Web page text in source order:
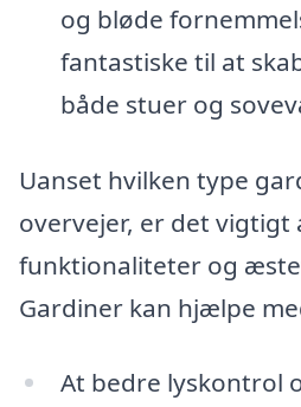
og bløde
fantastiske til at
både stuer og
Uanset hvilken type
overvejer, er det
funktionaliteter og
Gardiner kan hjælpe
At bedre lyskontrol